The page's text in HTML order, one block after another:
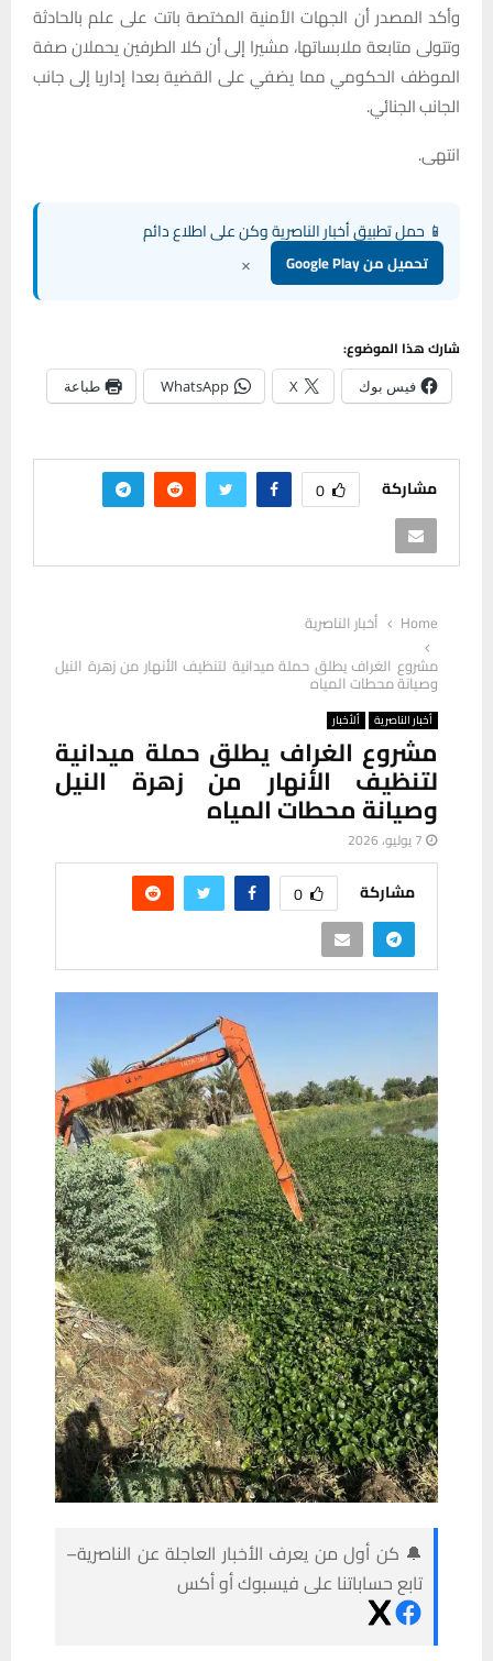
وأكد المصدر أن الجهات الأمنية المختصة باتت على علم بالحادثة
وتتولى متابعة ملابساتها، مشيرا إلى أن كلا الطرفين يحملان صفة
الموظف الحكومي مما يضفي على القضية بعدا إداريا إلى جانب
الجانب الجنائي.
انتهى.
📱 حمل تطبيق أخبار الناصرية وكن على اطلاع دائم
تحميل من Google Play ×
شارك هذا الموضوع:
فيس بوك X
WhatsApp طباعة
مشاركة 0
Home
أخبار الناصرية
مشروع الغراف يطلق حملة ميدانية لتنظيف الأنهار من زهرة النيل
وصيانة محطات المياه
أخبار الناصرية ألأخبار
مشروع الغراف يطلق حملة ميدانية
لتنظيف الأنهار من زهرة النيل
وصيانة محطات المياه
7 يوليو، 2026
مشاركة 0
🔔 كن أول من يعرف الأخبار العاجلة عن الناصرية–
تابع حساباتنا على فيسبوك أو أكس